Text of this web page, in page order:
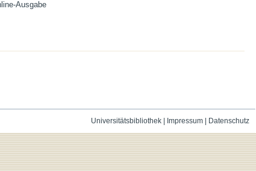
Ausgabe
Universitätsbibliothek| Impressum| Datenschutz